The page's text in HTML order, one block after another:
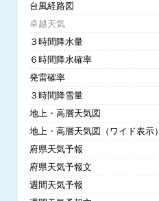
台風経路図
卓越天気
３時間降水量
６時間降水確率
発雷確率
３時間降雪量
地上・高層天気図
地上・高層天気図（ワイド表示）
府県天気予報
府県天気予報文
週間天気予報